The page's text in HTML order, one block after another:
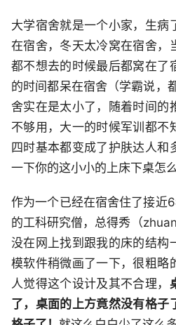
大学宿舍就是一个小家，生病
在宿舍，冬天太冷窝在宿舍，
都不想去的时候最后都窝在了
的时间都呆在宿舍（学霸说，
舍实在是太小了，随着时间的
不够用，大一的时候军训都不
四时基本都变成了护肤达人和
一下你的这小小的上床下桌怎么
作为一个已经在宿舍住了接近
的工科研究僧，总得秀（
没在网上找到跟我的床的结构
模软件稍微画了一下，很粗略
人觉得这个设计及其不合理，
了，桌面的上方竟然没有格子